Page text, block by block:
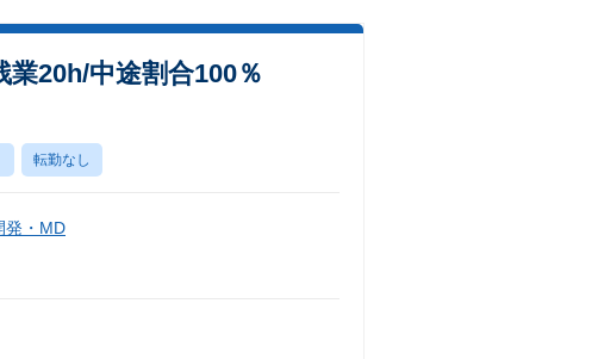
業20h/中途割合100％
転勤なし
発・MD